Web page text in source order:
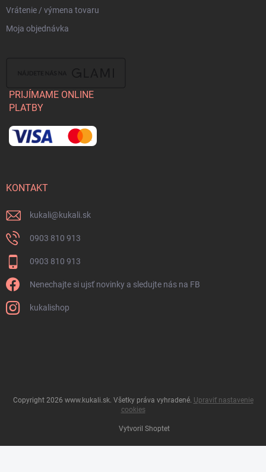
Vrátenie / výmena tovaru
Moja objednávka
PRIJÍMAME ONLINE
PLATBY
KONTAKT
kukali@kukali.sk
0903 810 913
0903 810 913
Nenechajte si ujsť novinky a sledujte nás na FB
kukalishop
Vytvoril Shoptet
Copyright 2026 www.kukali.sk. Všetky práva vyhradené. Upraviť nastavenie
cookies